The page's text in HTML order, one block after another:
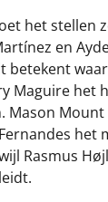
het stellen
en
betekent
Maguire het
Mason
het
Rasmus